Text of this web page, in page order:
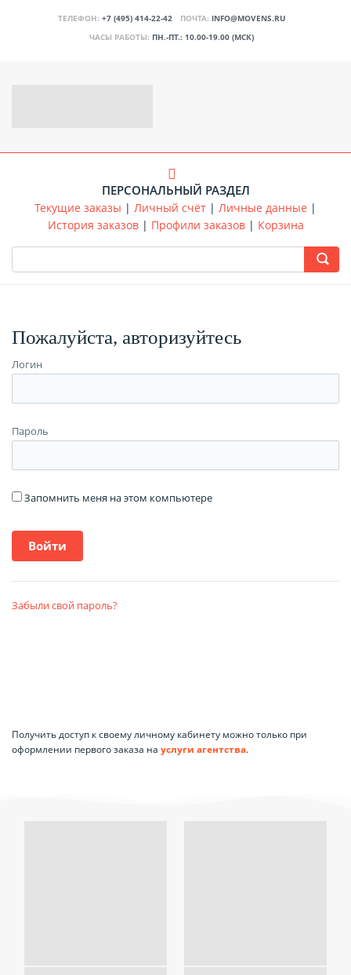
ТЕЛЕФОН: +7 (495) 414-22-42 ПОЧТА: INFO@MOVENS.RU
ЧАСЫ РАБОТЫ: ПН.-ПТ.: 10.00-19.00 (МСК)
ПЕРСОНАЛЬНЫЙ РАЗДЕЛ
Текущие заказы | Личный счёт | Личные данные |
История заказов| Профили заказов| Корзина
Пожалуйста, авторизуйтесь
Логин
Пароль
Запомнить меня на этом компьютере
Забыли свой пароль?
Получить доступ к своему личному кабинету можно только при
оформлении первого заказа на услуги агентства.